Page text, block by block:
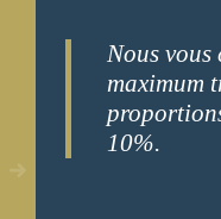
Nous
maximum
10%.